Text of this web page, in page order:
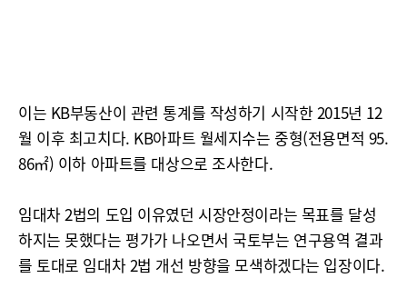
이는 KB부동산이 관련 통계를 작성하기 시작한 2015년 12
월 이후 최고치다. KB아파트 월세지수는 중형(전용면적 95.
86㎡) 이하 아파트를 대상으로 조사한다.
임대차 2법의 도입 이유였던 시장안정이라는 목표를 달성
하지는 못했다는 평가가 나오면서 국토부는 연구용역 결과
를 토대로 임대차 2법 개선 방향을 모색하겠다는 입장이다.